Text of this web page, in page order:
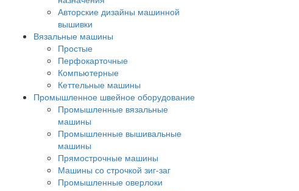
Авторские дизайны машинной
вышивки
Вязальные машины
Простые
Перфокарточные
Компьютерные
Кеттельные машины
Промышленное швейное оборудование
Промышленные вязальные
машины
Промышленные вышивальные
машины
Прямострочные машины
Машины со строчкой зиг-заг
Промышленные оверлоки